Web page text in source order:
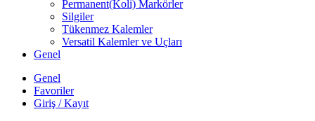
Permanent(Koli) Markörler
Silgiler
Tükenmez Kalemler
Versatil Kalemler ve Uçları
Genel
Genel
Favoriler
Giriş / Kayıt